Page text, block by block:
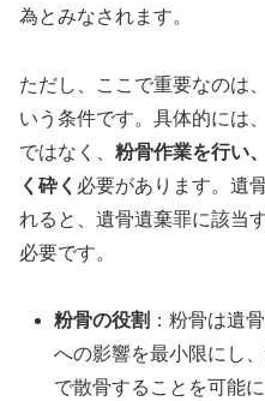
為とみなされます。
ただし、ここで重要なのは
いう条件です。具体的には
ではなく、 粉骨作業を行い
く砕く 必要があります。遺
れると、遺骨遺棄罪に該当
必要です。
粉骨の役割 ：粉骨は遺
への影響を最小限にし
で散骨することを可能